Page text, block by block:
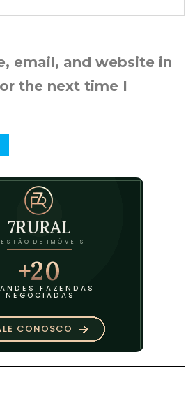
email, and website in
the next time I